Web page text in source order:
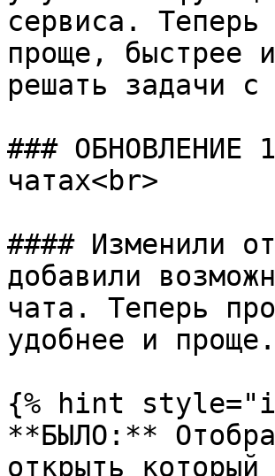
сервиса. Теперь
проще, быстрее
решать задачи с
### ОБНОВЛЕНИЕ
чатах<br>
#### Изменили
добавили
чата. Теперь
удобнее и
{% hint
**БЫЛО:**
открыть